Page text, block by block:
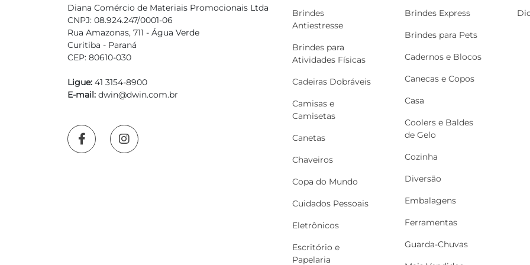
Diana Comércio de Materiais Promocionais Ltda
CNPJ: 08.924.247/0001-06
Rua Amazonas, 711 - Água Verde
Curitiba - Paraná
CEP: 80610-030
Ligue: 41 3154-8900
E-mail: dwin@dwin.com.br
Brindes
Antiestresse
Brindes para
Atividades Físicas
Cadeiras Dobráveis
Camisas e
Camisetas
Canetas
Chaveiros
Copa do Mundo
Cuidados Pessoais
Eletrônicos
Escritório e
Papelaria
Brindes Express
Brindes para Pets
Cadernos e Blocos
Canecas e Copos
Casa
Coolers e Baldes
de Gelo
Cozinha
Diversão
Embalagens
Ferramentas
Guarda-Chuvas